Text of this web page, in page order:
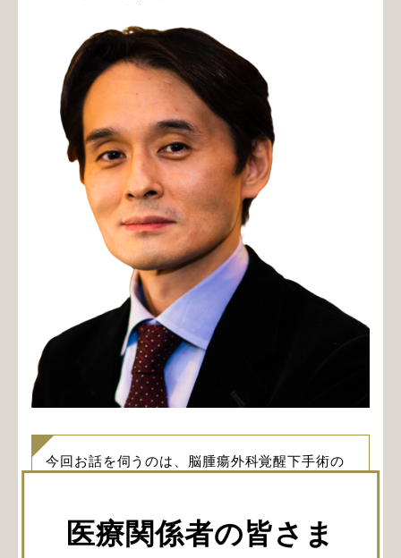
医療関係者の皆さま
今回お話を伺うのは、脳腫瘍外科覚醒下手術の
生。Vol.1では医師を志したきっかけ、脳外科を